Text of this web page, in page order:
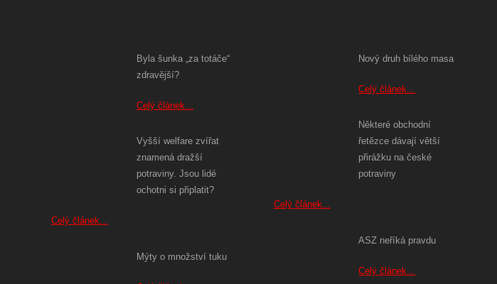
Byla šunka „za totáče“
zdravější?
Celý článek...
Vyšší welfare zvířat
znamená dražší
potraviny. Jsou lidé
ochotni si připlatit?
Celý článek...
Mýty o množství tuku
Nový druh bílého masa
Celý článek...
Některé obchodní
řetězce dávají větší
přirážku na české
potraviny
Celý článek...
ASZ neříká pravdu
Celý článek...